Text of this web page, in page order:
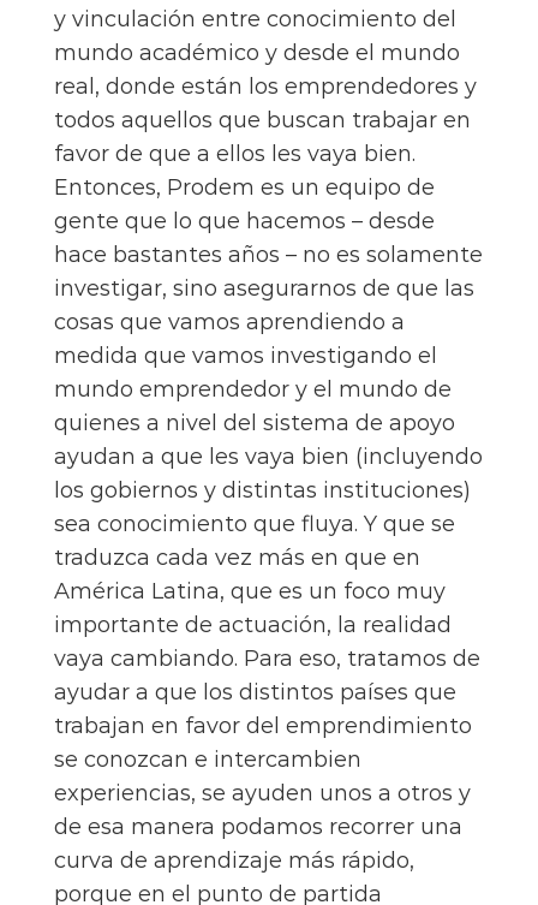
y vinculación entre conocimiento del
mundo académico y desde el mundo
real, donde están los emprendedores y
todos aquellos que buscan trabajar en
favor de que a ellos les vaya bien.
Entonces, Prodem es un equipo de
gente que lo que hacemos – desde
hace bastantes años – no es solamente
investigar, sino asegurarnos de que las
cosas que vamos aprendiendo a
medida que vamos investigando el
mundo emprendedor y el mundo de
quienes a nivel del sistema de apoyo
ayudan a que les vaya bien (incluyendo
los gobiernos y distintas instituciones)
sea conocimiento que fluya. Y que se
traduzca cada vez más en que en
América Latina, que es un foco muy
importante de actuación, la realidad
vaya cambiando. Para eso, tratamos de
ayudar a que los distintos países que
trabajan en favor del emprendimiento
se conozcan e intercambien
experiencias, se ayuden unos a otros y
de esa manera podamos recorrer una
curva de aprendizaje más rápido,
porque en el punto de partida